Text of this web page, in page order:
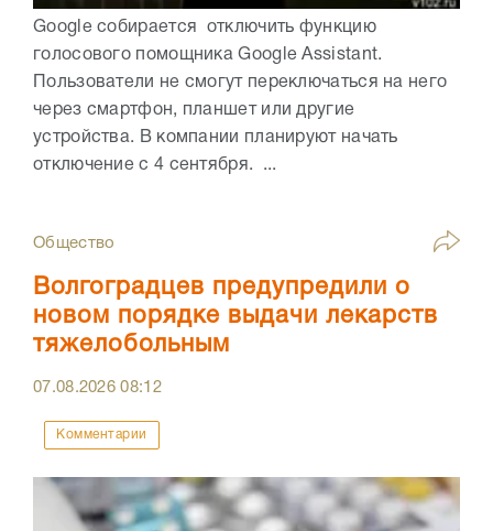
Google собирается отключить функцию
голосового помощника Google Assistant.
Пользователи не смогут переключаться на него
через смартфон, планшет или другие
устройства. В компании планируют начать
отключение с 4 сентября. ...
Общество
Волгоградцев предупредили о
новом порядке выдачи лекарств
тяжелобольным
07.08.202608:12
Комментарии